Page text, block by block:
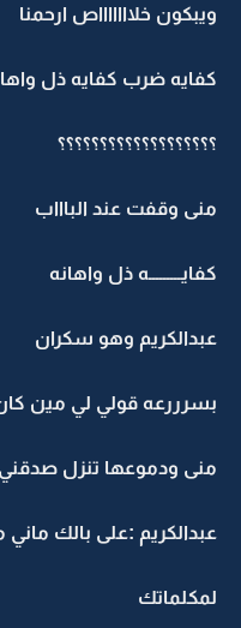
ويبكون خلاااااااص ارحمنا
كفايه ضرب كفايه ذل
؟؟؟؟؟؟؟؟؟؟؟؟؟؟؟؟؟؟؟
منى وقفت عند الباااب
كفايـــــــــه ذل واهانه
عبدالكريم وهو سكران
بسرررعه قولي لي مين
منى ودموعها تنزل
عبدالكريم :على بالك ماني
لمكلماتك